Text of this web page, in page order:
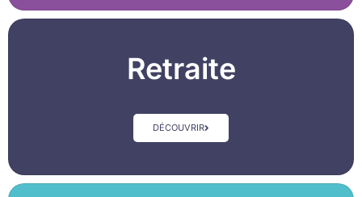
Retraite
DÉCOUVRIR